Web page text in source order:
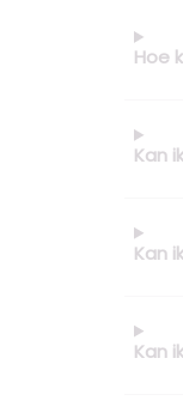
Hoe
Kan
Kan
Kan